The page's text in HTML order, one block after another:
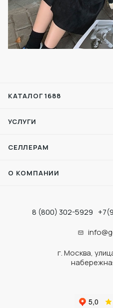
КАТАЛОГ 1688
УСЛУГИ
СЕЛЛЕРАМ
О КОМПАНИИ
8 (800) 302-5929
г. Москва,